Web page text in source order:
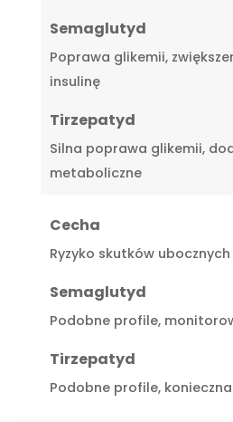
Semaglutyd
Poprawa glikemii,
insulinę
Tirzepatyd
Silna poprawa glikemii,
metaboliczne
Cecha
Ryzyko skutków ubocznych
Semaglutyd
Podobne profile,
Tirzepatyd
Podobne profile,